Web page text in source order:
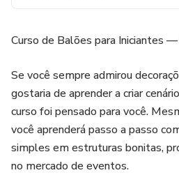
Curso de Balões para Iniciantes —
Se você sempre admirou
gostaria de aprender a criar
curso foi pensado para você.
você aprenderá passo a passo
simples em estruturas bonitas,
no mercado de eventos.